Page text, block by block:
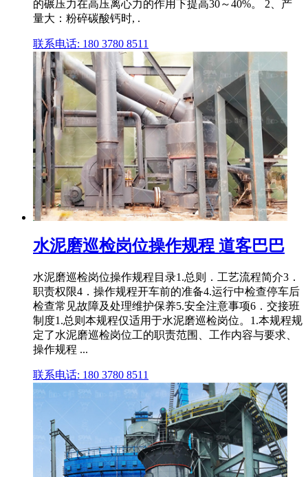
的碾压力在高压离心力的作用下提高30～40%。 2、产
量大：粉碎碳酸钙时, .
联系电话: 180 3780 8511
水泥磨巡检岗位操作规程 道客巴巴
水泥磨巡检岗位操作规程目录1.总则．工艺流程简介3．
职责权限4．操作规程开车前的准备4.运行中检查停车后
检查常见故障及处理维护保养5.安全注意事项6．交接班
制度1.总则本规程仅适用于水泥磨巡检岗位。1.本规程规
定了水泥磨巡检岗位工的职责范围、工作内容与要求、
操作规程 ...
联系电话: 180 3780 8511